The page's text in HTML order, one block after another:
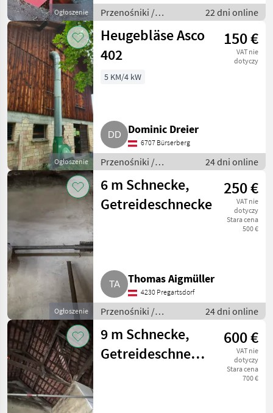
Ogłoszenie
Przenośniki /
Przenośniki
dmuchawe
22 dni online
Ogłoszenie
Heugebläse Asco
402
150 €
VAT nie
dotyczy
5 KM/4 kW
Dominic Dreier
6707 Bürserberg
Przenośniki /
Przenośniki
dmuchawe
24 dni online
Ogłoszenie
6 m Schnecke,
Getreideschnecke
250 €
VAT nie
dotyczy
Stara cena
500 €
Thomas Aigmüller
4230 Pregartsdorf
Przenośniki /
Przenośniki
dmuchawe
24 dni online
9 m Schnecke,
Getreideschnecke
600 €
VAT nie
dotyczy
Stara cena
700 €